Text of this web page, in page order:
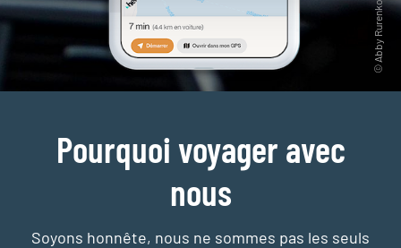
Pourquoi voyager avec
nous
Soyons honnête, nous ne sommes pas les seuls